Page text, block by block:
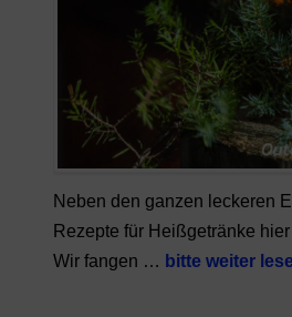
Neben den ganzen leckeren
Rezepte für Heißgetränke
Wir fangen … bitte weiter